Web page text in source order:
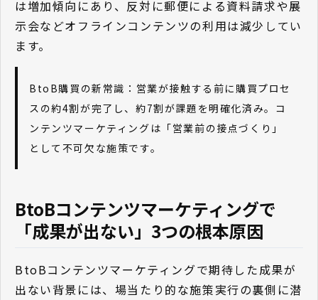
は増加傾向にあり、反対に郵便による資料請求や展
示会などオフラインコンテンツの利用は減少してい
ます。
BtoB購買の新常識：営業が接触する前に購買プロセ
スの約4割が完了し、約7割が課題を明確化済み。コ
ンテンツマーケティングは「営業前の接点づくり」
として不可欠な施策です。
BtoBコンテンツマーケティングで
「成果が出ない」3つの根本原因
BtoBコンテンツマーケティングで期待した成果が
出ない背景には、場当たり的な施策実行の裏側に潜